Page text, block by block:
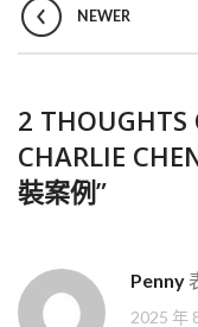
NEWER
2 THOUGHTS
CHARLIE
裝案例”
Penny
2025 年